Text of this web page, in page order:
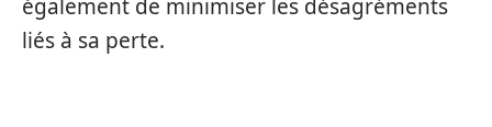
également de minimiser les désagréments
liés à sa perte.